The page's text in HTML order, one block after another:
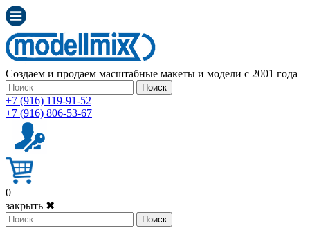
Создаем и продаем масштабные макеты и модели с 2001 года
Поиск
+7 (916) 119-91-52
+7 (916) 806-53-67
0
закрыть ✖
Поиск